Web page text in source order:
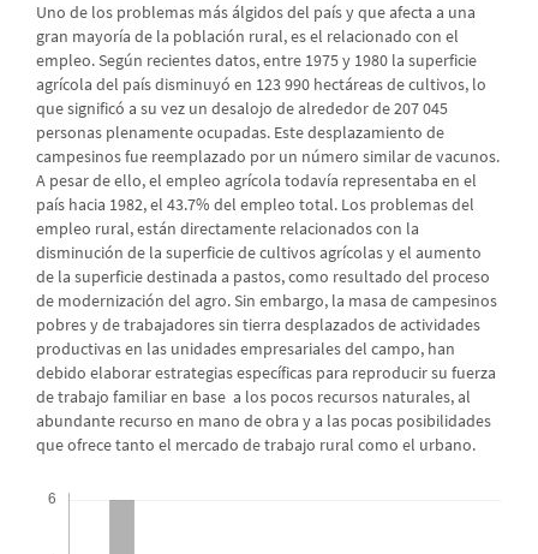
Uno de los problemas más álgidos del país y que afecta a una
gran mayoría de la población rural, es el relacionado con el
empleo. Según recientes datos, entre 1975 y 1980 la superficie
agrícola del país disminuyó en 123 990 hectáreas de cultivos, lo
que significó a su vez un desalojo de alrededor de 207 045
personas plenamente ocupadas. Este desplazamiento de
campesinos fue reemplazado por un número similar de vacunos.
A pesar de ello, el empleo agrícola todavía representaba en el
país hacia 1982, el 43.7% del empleo total. Los problemas del
empleo rural, están directamente relacionados con la
disminución de la superficie de cultivos agrícolas y el aumento
de la superficie destinada a pastos, como resultado del proceso
de modernización del agro. Sin embargo, la masa de campesinos
pobres y de trabajadores sin tierra desplazados de actividades
productivas en las unidades empresariales del campo, han
debido elaborar estrategias específicas para reproducir su fuerza
de trabajo familiar en base a los pocos recursos naturales, al
abundante recurso en mano de obra y a las pocas posibilidades
que ofrece tanto el mercado de trabajo rural como el urbano.